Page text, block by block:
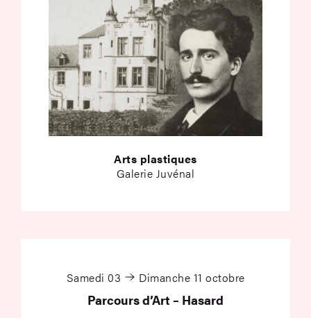
Arts plastiques
Galerie Juvénal
Samedi 03 Dimanche 11 octobre
Parcours d’Art – Hasard